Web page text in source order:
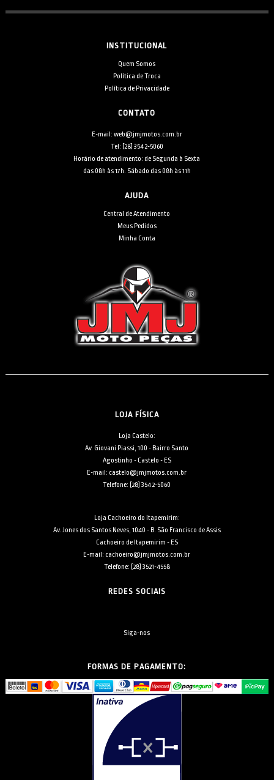
INSTITUCIONAL
Quem Somos
Política de Troca
Política de Privacidade
CONTATO
E-mail: web@jmjmotos.com.br
Tel: [28] 3542-5060
Horário de atendimento: de Segunda à Sexta
das 08h às 17h. Sábado das 08h às 11h
AJUDA
Central de Atendimento
Meus Pedidos
Minha Conta
LOJA FÍSICA
Loja Castelo:
Av. Giovani Piassi, 100 - Bairro Santo
Agostinho - Castelo - ES
E-mail: castelo@jmjmotos.com.br
Telefone: [28] 3542-5060
Loja Cachoeiro do Itapemirim:
Av. Jones dos Santos Neves, 1040 - B. São Francisco de Assis
Cachoeiro de Itapemirim - ES
E-mail: cachoeiro@jmjmotos.com.br
Telefone: [28] 3521-4558
REDES SOCIAIS
Siga-nos
FORMAS DE PAGAMENTO: